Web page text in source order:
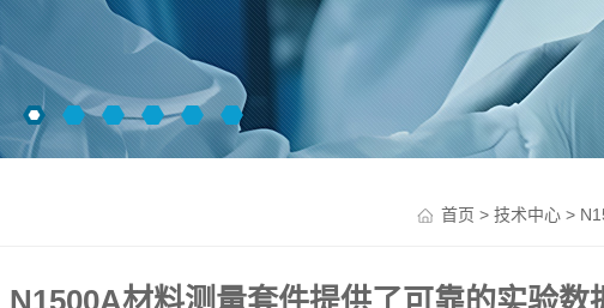
首页 > 技术中心 >
N1500A材料测量套件提供了可靠的实验数